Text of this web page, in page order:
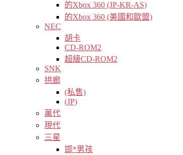
的Xbox 360 (JP-KR-AS)
的Xbox 360 (美國和歐盟)
NEC
胡卡
CD-ROM2
超級CD-ROM2
SNK
拱廊
(私售)
(JP)
萬代
現代
三星
邯*男孩